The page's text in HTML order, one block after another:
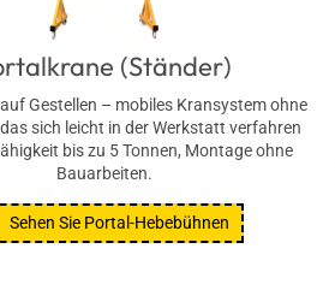
(Ständer)
Gestellen – mobiles Kransystem ohne
sich leicht in der Werkstatt verfahren
bis zu 5 Tonnen, Montage ohne
Bauarbeiten.
Sehen Sie Portal-Hebebühnen